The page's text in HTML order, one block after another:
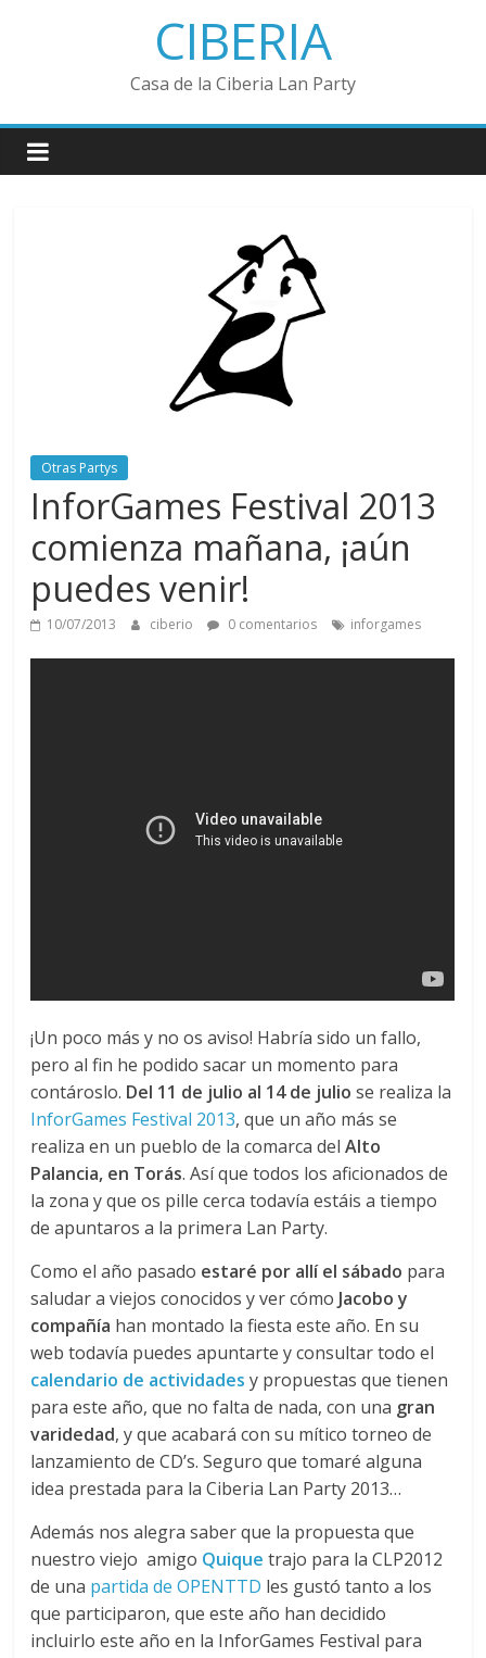
CIBERIA
Casa de la Ciberia Lan Party
Otras Partys
InforGames Festival 2013
comienza mañana, ¡aún
puedes venir!
10/07/2013 ciberio 0 comentarios inforgames
¡Un poco más y no os aviso! Habría sido un fallo,
pero al fin he podido sacar un momento para
contároslo. Del 11 de julio al 14 de julio se realiza la
InforGames Festival 2013, que un año más se
realiza en un pueblo de la comarca delAlto
Palancia, en Torás. Así que todos los aficionados de
la zona y que os pille cerca todavía estáis a tiempo
de apuntaros a la primera Lan Party.
Como el año pasado estaré por allí el sábado para
saludar a viejos conocidos y ver cómo Jacobo y
compañía han montado la fiesta este año. En su
web todavía puedes apuntarte y consultar todo el
calendario de actividades y propuestas que tienen
para este año, que no falta de nada, con una gran
varidedad, y que acabará con su mítico torneo de
lanzamiento de CD’s. Seguro que tomaré alguna
idea prestada para la Ciberia Lan Party 2013…
Además nos alegra saber que la propuesta que
nuestro viejo amigo Quique trajo para la CLP2012
de una partida de OPENTTD les gustó tanto a los
que participaron, que este año han decidido
incluirlo este año en la InforGames Festival para